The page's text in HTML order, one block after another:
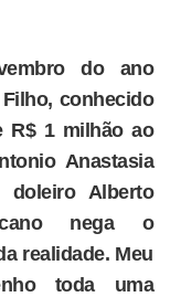
do ano
conhecido
R$ 1 milhão ao
Anastasia
doleiro Alberto
nega o
realidade. Meu
toda uma